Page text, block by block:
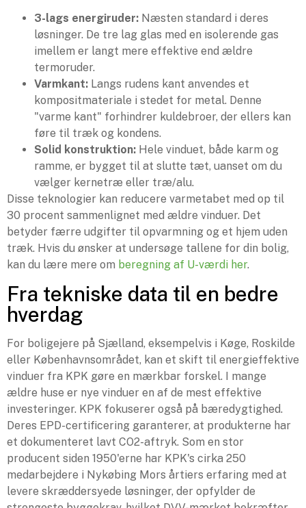
3-lags energiruder: Næsten standard i deres
løsninger. De tre lag glas med en isolerende gas
imellem er langt mere effektive end ældre
termoruder.
Varmkant: Langs rudens kant anvendes et
kompositmateriale i stedet for metal. Denne
"varme kant" forhindrer kuldebroer, der ellers kan
føre til træk og kondens.
Solid konstruktion: Hele vinduet, både karm og
ramme, er bygget til at slutte tæt, uanset om du
vælger kernetræ eller træ/alu.
Disse teknologier kan reducere varmetabet med op til
30 procent sammenlignet med ældre vinduer. Det
betyder færre udgifter til opvarmning og et hjem uden
træk. Hvis du ønsker at undersøge tallene for din bolig,
kan du lære mere om beregning af U-værdi her.
Fra tekniske data til en bedre
hverdag
For boligejere på Sjælland, eksempelvis i Køge, Roskilde
eller Københavnsområdet, kan et skift til energieffektive
vinduer fra KPK gøre en mærkbar forskel. I mange
ældre huse er nye vinduer en af de mest effektive
investeringer. KPK fokuserer også på bæredygtighed.
Deres EPD-certificering garanterer, at produkterne har
et dokumenteret lavt CO2-aftryk. Som en stor
producent siden 1950'erne har KPK's cirka 250
medarbejdere i Nykøbing Mors årtiers erfaring med at
levere skræddersyede løsninger, der opfylder de